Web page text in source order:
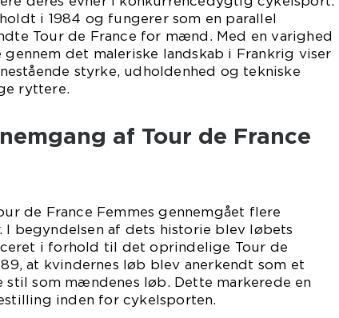
i 1984 og fungerer som en parallel
Tour de France for mænd. Med en varighed
det maleriske landskab i Frankrig viser
styrke, udholdenhed og tekniske
ryttere.
af Tour de France
de France Femmes gennemgået flere
begyndelsen af dets historie blev løbets
i forhold til det oprindelige Tour de
at kvindernes løb blev anerkendt som et
som mændenes løb. Dette markerede en
inden for cykelsporten.